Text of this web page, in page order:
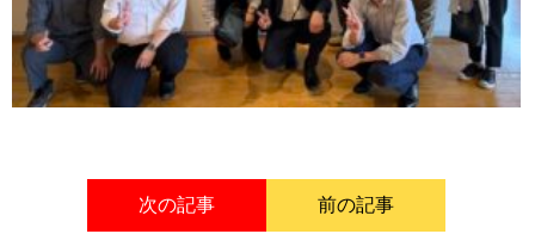
次の記事 前の記事